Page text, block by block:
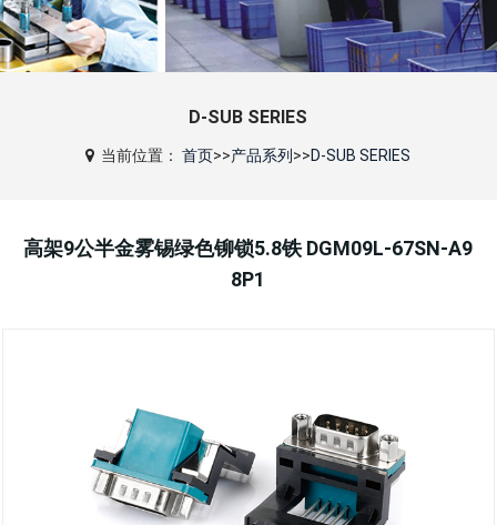
D-SUB SERIES
当前位置：首页>>产品系列 >>D-SUB SERIES
高架9公半金雾锡绿色铆锁5.8铁 DGM09L-67SN-A9
8P1